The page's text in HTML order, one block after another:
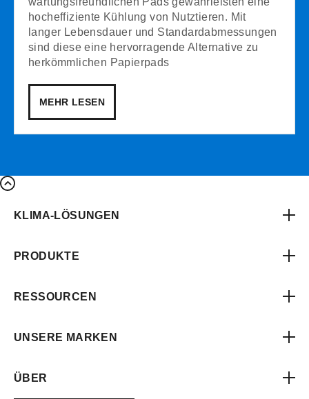
hocheffiziente Kühlung von Nutztieren. Mit
langer Lebensdauer und Standardabmessungen
sind diese eine hervorragende Alternative zu
herkömmlichen Papierpads
MEHR LESEN
KLIMA-LÖSUNGEN
PRODUKTE
RESSOURCEN
UNSERE MARKEN
ÜBER